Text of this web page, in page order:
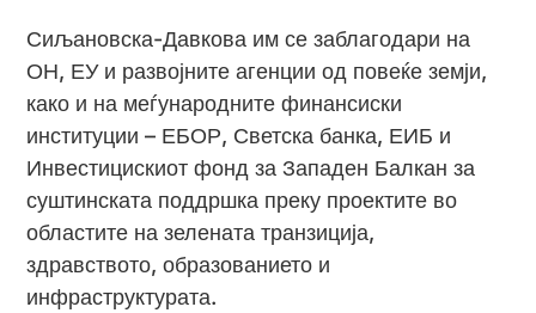
Сиљановска-Давкова им се заблагодари на
ОН, ЕУ и развојните агенции од повеќе земји,
како и на меѓународните финансиски
институции – ЕБОР, Светска банка, ЕИБ и
Инвестицискиот фонд за Западен Балкан за
суштинската поддршка преку проектите во
областите на зелената транзиција,
здравството, образованието и
инфраструктурата.